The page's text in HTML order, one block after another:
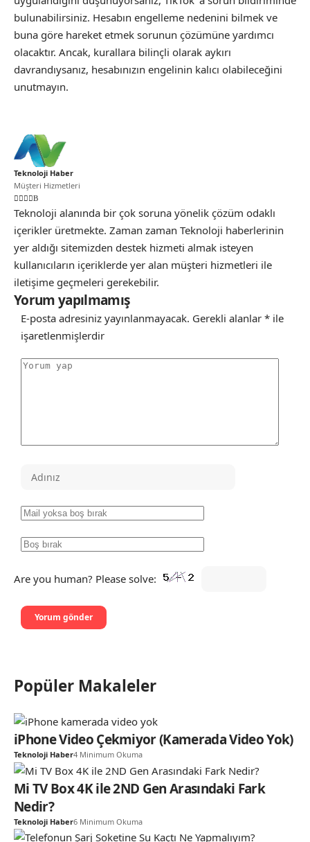
bulunabilirsiniz. Hesabın engelleme nedenini bilmek ve
buna göre hareket etmek sorunun çözümüne yardımcı
olacaktır. Ancak, kurallara bilinçli olarak aykırı
davrandıysanız, hesabınızın engelinin kalıcı olabileceğini
unutmayın.
Teknoloji Haber
Müşteri Hizmetleri
Teknoloji alanında bir çok soruna yönelik çözüm odaklı
içerikler üretmekte. Zaman zaman Teknoloji haberlerinin
yer aldığı sitemizden destek hizmeti almak isteyen
kullanıcıların içeriklerde yer alan müşteri hizmetleri ile
iletişime geçmeleri gerekebilir.
Yorum yapılmamış
E-posta adresiniz yayınlanmayacak. Gerekli alanlar * ile
işaretlenmişlerdir
Are you human? Please solve:
Popüler Makaleler
iPhone Video Çekmiyor (Kamerada Video Yok)
Teknoloji Haber4 Minimum Okuma
Mi TV Box 4K ile 2ND Gen Arasındaki Fark
Nedir?
Teknoloji Haber6 Minimum Okuma